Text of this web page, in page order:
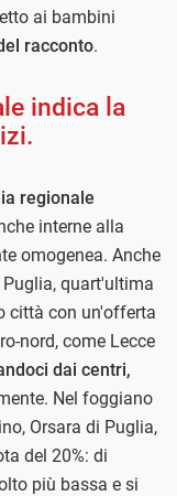
ai bambini
racconto.
indica la
regionale
interne alla
omogenea. Anche
quart'ultima
città con un'offerta
nord, come Lecce
dai centri,
Nel foggiano
Orsara di Puglia,
del 20%: di
più bassa e si